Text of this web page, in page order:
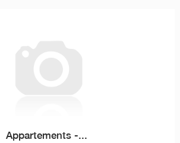
Appartements -...